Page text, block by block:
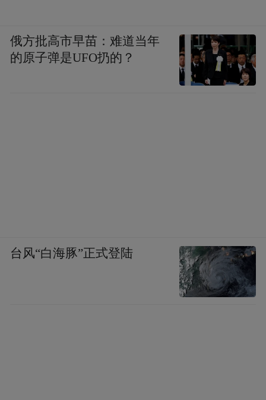
俄方批高市早苗：难道当年
的原子弹是UFO扔的？
台风“白海豚”正式登陆